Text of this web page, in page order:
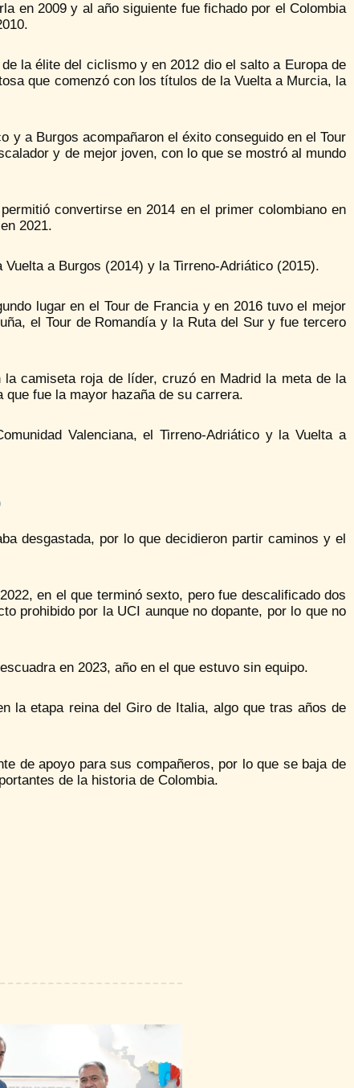
en 2009 y al año siguiente fue fichado por el Colombia
la élite del ciclismo y en 2012 dio el salto a Europa de
que comenzó con los títulos de la Vuelta a Murcia, la
y a Burgos acompañaron el éxito conseguido en el Tour
y de mejor joven, con lo que se mostró al mundo
convertirse en 2014 en el primer colombiano en
2021.
a Burgos (2014) y la Tirreno-Adriático (2015).
lugar en el Tour de Francia y en 2016 tuvo el mejor
el Tour de Romandía y la Ruta del Sur y fue tercero
camiseta roja de líder, cruzó en Madrid la meta de la
fue la mayor hazaña de su carrera.
Valenciana, el Tirreno-Adriático y la Vuelta a
desgastada, por lo que decidieron partir caminos y el
en el que terminó sexto, pero fue descalificado dos
prohibido por la UCI aunque no dopante, por lo que no
en 2023, año en el que estuvo sin equipo.
la etapa reina del Giro de Italia, algo que tras años de
de apoyo para sus compañeros, por lo que se baja de
de la historia de Colombia.